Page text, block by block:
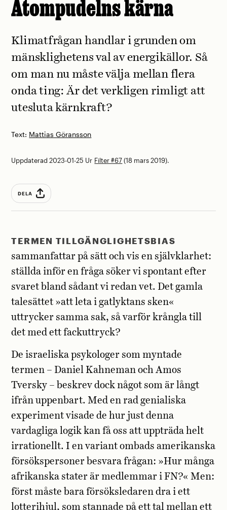
Atompudelns kärna
Text: Mattias Göransson
Klimatfrågan handlar i grunden om
mänsklighetens val av energikällor. Så
om man nu måste välja mellan flera
onda ting: Är det verkligen rimligt att
utesluta kärnkraft?
Uppdaterad 2023-01-25 Ur Filter #67(18 mars 2019).
DELA
TERMEN TILLGÄNGLIGHETSBIAS
sammanfattar på sätt och vis en självklarhet:
ställda inför en fråga söker vi spontant efter
svaret bland sådant vi redan vet. Det gamla
talesättet »att leta i gatlyktans sken«
uttrycker samma sak, så varför krångla till
det med ett fackuttryck?
De israeliska psykologer som myntade
termen – Daniel Kahneman och Amos
Tversky – beskrev dock något som är långt
ifrån uppenbart. Med en rad genialiska
experiment visade de hur just denna
vardagliga logik kan få oss att uppträda helt
irrationellt. I en variant ombads amerikanska
försökspersoner besvara frågan: »Hur många
afrikanska stater är medlemmar i FN?« Men:
först måste bara försöksledaren dra i ett
lotterihjul, som stannade på ett tal mellan ett